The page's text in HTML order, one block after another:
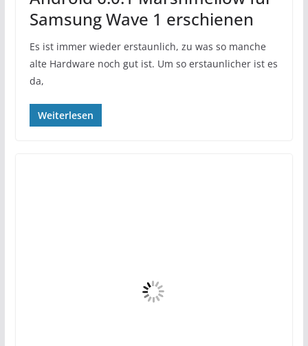
Samsung Wave 1 erschienen
Es ist immer wieder erstaunlich, zu was so manche
alte Hardware noch gut ist. Um so erstaunlicher ist es
da,
Weiterlesen